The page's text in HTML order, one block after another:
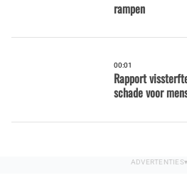
rampen
00:01
Rapport
schade voor